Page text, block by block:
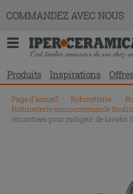
COMMANDEZ AVEC NOUS
Produits Inspirations
Page d'accueil Robinetterie
Robinetterie monocommande
encastrées pour mitigeur de lavabo